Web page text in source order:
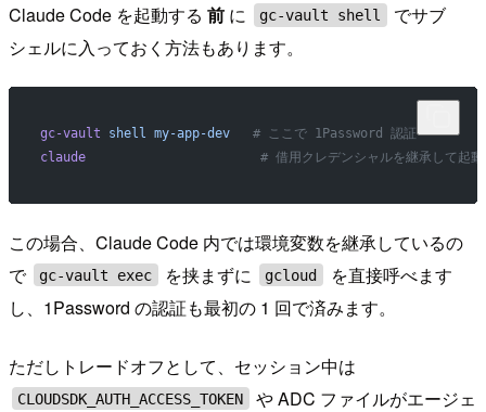
Claude Code を起動する 前 に gc-vault shell
でサブ
シェルに入っておく方法もあります。
gc-vault shell my-app-dev
   # ここで 1Password 認証
claude
                       # 借用クレデンシャルを継承して起動
この場合、Claude Code 内では環境変数を継承しているの
で
gc-vault exec を挟まずに gcloud
を直接呼べます
し、1Password の認証も最初の 1 回で済みます。
ただしトレードオフとして、セッション中は
CLOUDSDK_AUTH_ACCESS_TOKEN
や ADC ファイルがエージェ